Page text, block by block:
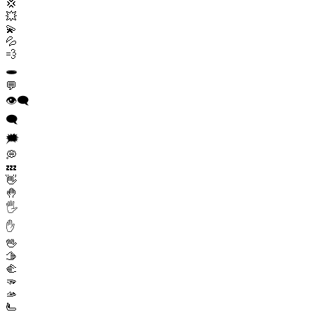
💢
💥
💫
💦
💨
🕳️
💬
👁️‍🗨️
🗨️
🗯️
💭
💤
👋
🤚
🖐️
✋
🖖
🫱
🫲
🫳
🫴
🫷